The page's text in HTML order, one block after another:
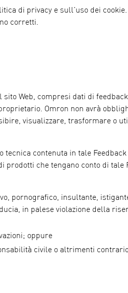
di privacy e sull'uso dei
corretti.
Web, compresi dati di
Omron non avrà
visualizzare, trasformare o
contenuta in tale
che tengano conto di tale
pornografico, insultante,
in palese violazione della
oppure
civile o altrimenti